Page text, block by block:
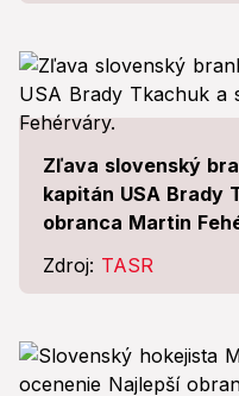
Zľava slovenský
kapitán USA Brady
obranca Martin
Zdroj: TASR